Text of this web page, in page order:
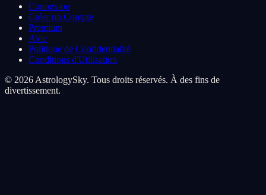
Connexion
Créer un Compte
Premium
Aide
Politique de Confidentialité
Conditions d'Utilisation
© 2026 AstrologySky. Tous droits réservés. À des fins de
divertissement.